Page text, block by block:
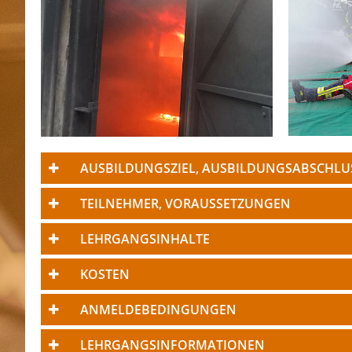
AUSBILDUNGSZIEL,
TEILNEHMER, VORAUSSETZUNGEN
LEHRGANGSINHALTE
KOSTEN
ANMELDEBEDINGUNGEN
LEHRGANGSINFORMATIONEN